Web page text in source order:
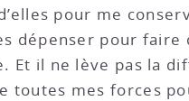
pour me
dépenser pour faire
il ne lève pas la
toutes mes forces